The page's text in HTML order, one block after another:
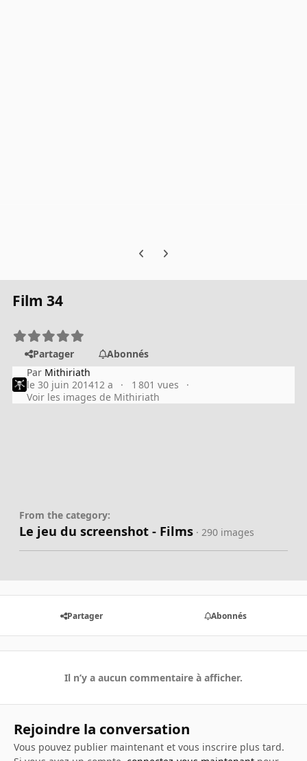
Previous carousel slide
Next carousel slide
Film 34
Partager
Abonnés
Par Mithiriath
le 30 juin 201412 a
1 801 vues
Voir les images de Mithiriath
From the category:
Le jeu du screenshot - Films · 290 images
Partager Abonnés
Il n’y a aucun commentaire à afficher.
Rejoindre la conversation
Vous pouvez publier maintenant et vous inscrire plus tard.